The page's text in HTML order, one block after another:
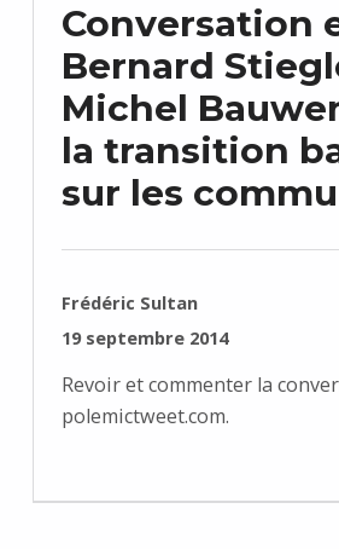
Conversation
Bernard
Michel
la transition
sur les
RÉDIGÉ PAR :
Frédéric Sultan
PUBLIÉ SUR :
19 septembre 2014
Revoir et commenter la
polemictweet.com.